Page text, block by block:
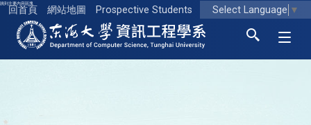
跳到主要內容區塊
回首頁 網站地圖 Prospective Students Select Language ▼
東海大學logo